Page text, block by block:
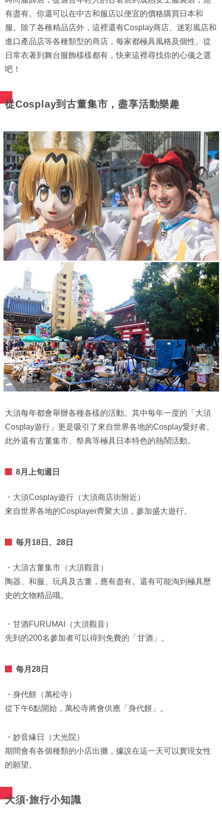
有盡有。你還可以在中古和服店以便宜的價格購買日本和
服。除了各種精品店外，這裡還有Cosplay商店、迷彩風店和
進口產品店等各種類型的商店，每家都極具風格及個性。從
日常衣著到舞台服飾樣樣都有，快來這裡尋找你的心儀之選
吧！
從Cosplay到古董集市，盡享活動樂趣
大須每年都會舉辦各種各樣的活動。其中每年一度的「大須
Cosplay遊行」更是吸引了來自世界各地的Cosplay愛好者。
此外還有古董集市、祭典等極具日本特色的熱鬧活動。
8月上旬週日
・大須Cosplay遊行（大須商店街附近）
來自世界各地的Cosplayer齊聚大須，參加盛大遊行。
毎月18日、28日
・大須古董集市（大須觀音）
陶器、和服、玩具及古董，應有盡有。還有可能淘到極具歷
史的文物精品哦。
・甘酒FURUMAI（大須觀音）
先到的200名參加者可以得到免費的「甘酒」。
每月28日
・身代餅（萬松寺）
從下午6點開始，萬松寺將會供應「身代餅」。
・妙音緣日（大光院）
期間會有各個種類的小店出攤，據說在這一天可以實現女性
的願望。
大須·旅行小知識